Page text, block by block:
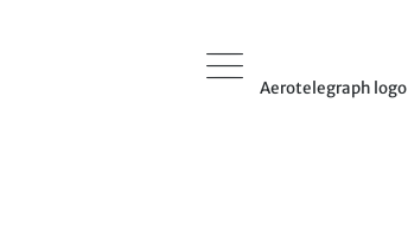
Aerotelegraph logo